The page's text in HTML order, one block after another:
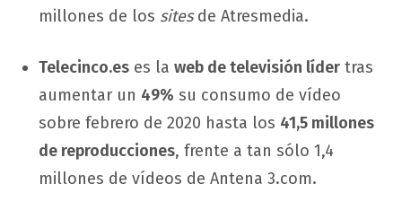
millones de los sitesde Atresmedia.
Telecinco.es es la web de televisión líder tras
aumentar un 49% su consumo de vídeo
sobre febrero de 2020 hasta los 41,5 millones
de reproducciones, frente a tan sólo 1,4
millones de vídeos de Antena 3.com.